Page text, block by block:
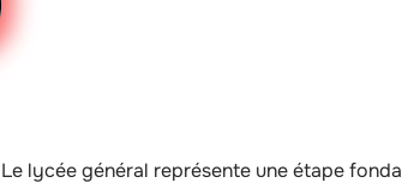
Le lycée général représente une étape